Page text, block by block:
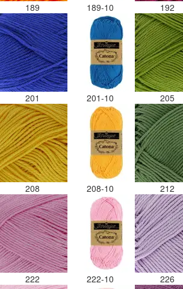
189 189-10 192
201 201-10 205
208 208-10 212
222 222-10 226